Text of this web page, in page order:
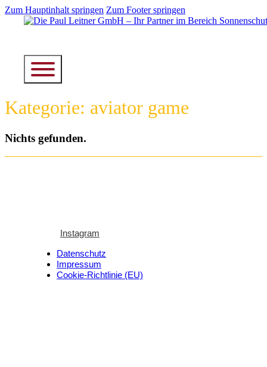
Zum Hauptinhalt springen Zum Footer springen
Kategorie: aviator game
Nichts gefunden.
Instagram
Datenschutz
Impressum
Cookie-Richtlinie (EU)